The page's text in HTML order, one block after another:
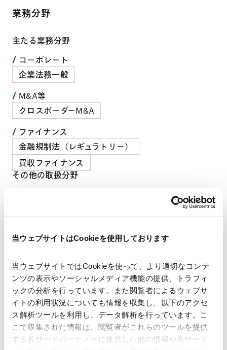
当ウェブサイトはCookieを使用しております
当ウェブサイトではCookieを使って、より適切なコンテ
ンツの表示やソーシャルメディア機能の提供、トラフィ
ックの分析を行っています。また閲覧者によるウェブサ
イトの利用状況についても情報を収集し、以下のアクセ
ス解析ツールを利用し、データ解析を行っています。こ
こで収集された情報は、閲覧者がこれらのツールを提供
する各サードパーティーに提供した他の情報や各サード
業務分野
主たる業務分野
コーポレート
企業法務一般
M&A等
クロスボーダーM&A
ファイナンス
金融規制法（レギュラトリー）
買収ファイナンス
その他の取扱分野
会社関係紛争対応
品質不正・製品事故
FinTech
独禁法・競争法
海外競争法
海外法務
台湾法務
／ その他中南米法務
産業分野